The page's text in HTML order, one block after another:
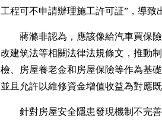
工程可不申請辦理施工許可証”，導
蔣滌非認為，應該像給汽車買保
改建筑法等相關法律法規條文，推動
檢、房屋養老金和房屋保險等作為基
並且允許以維修資金增值收益為對應
針對房屋安全隱患發現機制不完